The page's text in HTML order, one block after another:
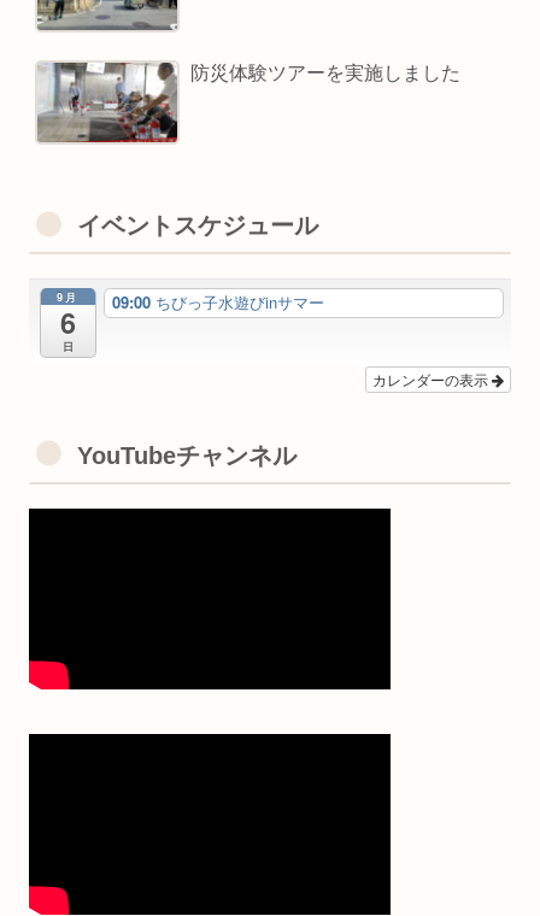
防災体験ツアーを実施しました
イベントスケジュール
9月
6
日
09:00 ちびっ子水遊びinサマー
カレンダーの表示
YouTubeチャンネル